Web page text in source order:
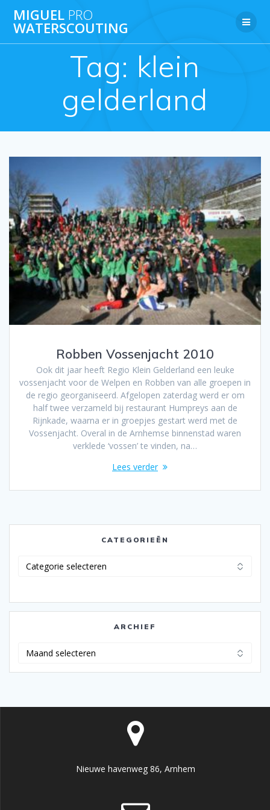
inhoud
MIGUEL PRO
WATERSCOUTING
Tag: klein
gelderland
Robben Vossenjacht 2010
Ook dit jaar heeft Regio Klein Gelderland een leuke
vossenjacht voor de Welpen en Robben van alle groepen in
de regio georganiseerd. Afgelopen zaterdag werd er om
half twee verzameld bij restaurant Humpreys aan de
Rijnkade, waarna er in groepjes gestart werd met de
Vossenjacht. Overal in de Arnhemse binnenstad waren
verklede ‘vossen’ te vinden, na…
Lees verder
CATEGORIEËN
ARCHIEF
Nieuwe havenweg 86, Arnhem